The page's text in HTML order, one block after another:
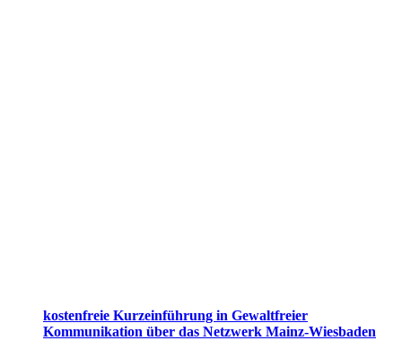
kostenfreie Kurzeinführung in Gewaltfreier
Kommunikation über das Netzwerk Mainz-Wiesbaden